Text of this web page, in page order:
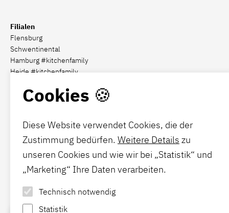
Cookies 🍪
Diese Website verwendet Cookies, die der
Zustimmung bedürfen. Weitere Details zu
unseren Cookies und wie wir bei „Statistik“ und
„Marketing“ Ihre Daten verarbeiten.
Technisch notwendig
Statistik
Filialen
Flensburg
Schwentinental
Hamburg #kitchenfamily
Heide #kitchenfamily
Social Media
Förde-Polster
News